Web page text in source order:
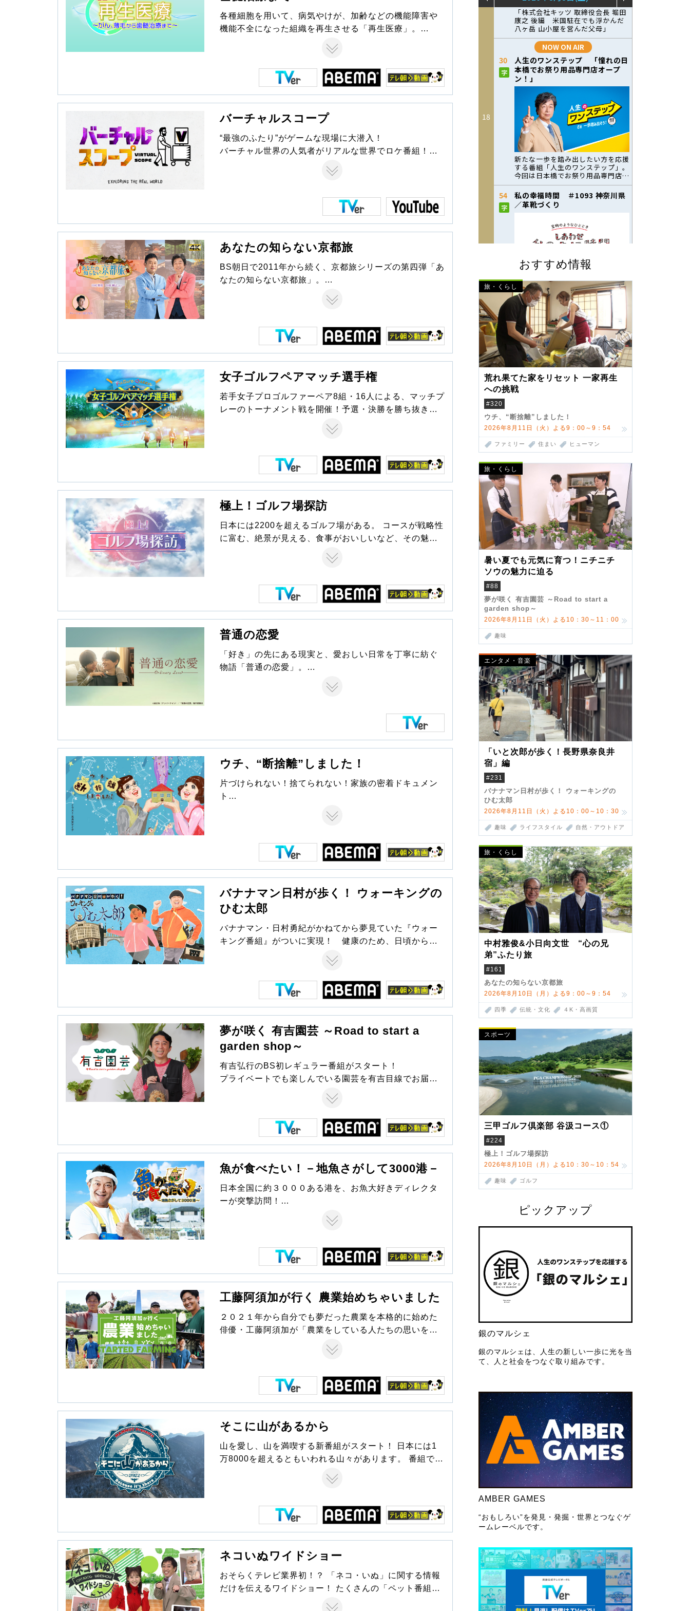
各種細胞を用いて、病気やけが、加齢などの機能障害や
機能不全になった組織を再生させる「再生医療」。
そ知っておきたい「再生医療の今」をわかりやすくお伝
えします。
バーチャルスコープ
“最強のふたり”がゲームな現場に大潜入！
バーチャル世界の人気者がリアルな世界でロケ番組！？
で大トレンドとなっているゲーム界隈！その熱狂の現場
するハイブリッドバラエティ！
あなたの知らない京都旅
BS朝日で2011年から続く、京都旅シリーズの第四弾「あ
なたの知らない京都旅」。
跡を訪ね、そこに秘められた驚きの歴史や文化、ゆかり
を発見します。
女子ゴルフペアマッチ選手権
若手女子プロゴルファーペア8組・16人による、マッチプ
レーのトーナメント戦を開催！予選・決勝を勝ち抜き、
優勝賞金100万円をゲットするのは果たしてどのペアなの
極上！ゴルフ場探訪
日本には2200を超えるゴルフ場がある。 コースが戦略性
に富む、絶景が見える、食事がおいしいなど、その魅力
は一言では語りつくせません！ 番組では一度は行きた
い！プレーをしてみたい「あのゴルフ場」「あの名コー
ら、特徴的なホール、設計の極意、練習場などゴルフ場
のさまざまな魅力を深掘りします。
普通の恋愛
「好き」の先にある現実と、愛おしい日常を丁寧に紡ぐ
物語「普通の恋愛」。
までを描いた「普通の恋愛」。ふたりの恋の行方を、ぜ
ウチ、“断捨離”しました！
片づけられない！捨てられない！家族の密着ドキュメン
ト
年齢を重ねるに連れて増えていく「思い出の品」や「捨
てられないモノ」･･･。 断捨離(R)提唱者やましたひでこ
れ、断捨離をスタート！モノと向き合い、「今の自分に
とって大事なことは何か」と向き合う家族の密着ドキュ
望のレギュラースタート！スタジオ（やましたひでこ
宅）では、やましたひでこさんと断捨離の精・精さん
（声：平泉成さん）が断捨離テクニックなどをお伝えし
ます。
バナナマン日村が歩く！ ウォーキングの
ひむ太郎
バナナマン・日村勇紀がかねてから夢見ていた『ウォー
キング番組』がついに実現！ 健康のため、日頃からウ
ォーキングを趣味にしている日村が、“みなさんにオスス
メしたいコース”や“歩いてみたかった場所”で写真を撮っ
たり、街の面白ポイントを楽しみつつ、ウォーキングの
最後には自分へのご褒美として大好きな蕎麦を食べる！
といった日村独自のオリジナルコースをご紹介。単なる
街ブラ番組ではなく、歩き方やコースの距離や歩数など
など、みなさんが参考にできるようなウォーキング番組
です。
夢が咲く 有吉園芸 ～Road to start a
garden shop～
有吉弘行のBS初レギュラー番組がスタート！
プライベートでも楽しんでいる園芸を有吉目線でお届
“安く仕入れて、高く売りたい”目指せ！夢の有吉園芸店オ
魚が食べたい！－地魚さがして3000港－
日本全国に約３０００ある港を、お魚大好きディレクタ
ーが突撃訪問！
“地元でしか食べられない美味しい地魚”を食べ歩く ドキ
種。しかし、豊洲に入荷する魚は百数十種類程度…。日
本全国には、“市場に出回らない魚”がたくさんいるは
て、日本全国津々浦々の漁港を訪れます。果たして、ど
んな美味しい魚に出会えるのでしょうか？ 人情ドラマ
あり！絶品料理あり！“一魚一会の旅”をお楽しみくださ
い！
工藤阿須加が行く 農業始めちゃいました
２０２１年から自分でも夢だった農業を本格的に始めた
俳優・工藤阿須加が「農業をしている人たちの思いを知
りたい！」と、農業転身者のもとを訪れ、実際に作業を
お手伝い！ “イマドキ就農のリアル”に迫る「工藤阿須加
そこに山があるから
山を愛し、山を満喫する新番組がスタート！ 日本には1
万8000を超えるともいわれる山々があります。 番組で
メラに収めたり、山グルメに舌鼓を打ったりと、自分な
らではの山の楽しみ方を披露。 さらに、それぞれの山に
織りなす絶景をドローンを使ってたっぷりお届けしま
す！ 社会変動にも関わりながら変化してきた、山と人と
の関係性。 こんな時だからこそ、山の声に耳を傾けてみ
てはいかがでしょうか？
ネコいぬワイドショー
おそらくテレビ業界初！？ 「ネコ・いぬ」に関する情報
だけを伝えるワイドショー！ たくさんの「ペット番組」
が乱立している中、「ワイドショー」という枠組みと柔
おすすめ情報
旅・くらし
荒れ果てた家をリセット 一家再生
への挑戦
#320
ウチ、“断捨離”しました！
2026年8月11日（火）よる9：00～9：54
ファミリー 住まい ヒューマン
旅・くらし
暑い夏でも元気に育つ！ニチニチ
ソウの魅力に迫る
#88
夢が咲く 有吉園芸 ～Road to start a
garden shop～
2026年8月11日（火）よる10：30～11：00
趣味
エンタメ・音楽
「いと次郎が歩く！長野県奈良井
宿」編
#231
バナナマン日村が歩く！ ウォーキングの
ひむ太郎
2026年8月11日（火）よる10：00～10：30
趣味 ライフスタイル 自然・アウトドア
旅・くらし
中村雅俊&小日向文世 “心の兄
弟”ふたり旅
#161
あなたの知らない京都旅
2026年8月10日（月）よる9：00～9：54
四季 伝統・文化 ４K・高画質
スポーツ
三甲ゴルフ倶楽部 谷汲コース①
#224
極上！ゴルフ場探訪
2026年8月10日（月）よる10：30～10：54
趣味 ゴルフ
ピックアップ
銀のマルシェ
銀のマルシェは、人生の新しい一歩に光を当
て、人と社会をつなぐ取り組みです。
AMBER GAMES
“おもしろい”を発見・発掘・世界とつなぐゲ
ームレーベルです。